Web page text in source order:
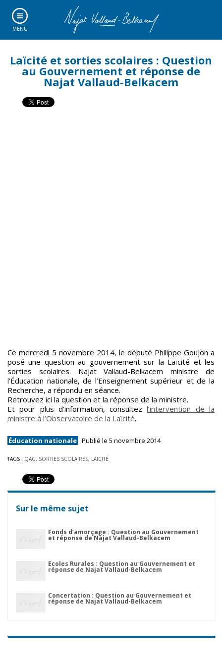
MENU
Laïcité et sorties scolaires : Question
au Gouvernement et réponse de
Najat Vallaud-Belkacem
Ce mercredi 5 novembre 2014, le député Philippe Goujon a
posé une question au gouvernement sur la Laïcité et les
sorties scolaires. Najat Vallaud-Belkacem ministre de
l’Éducation nationale, de l’Enseignement supérieur et de la
Recherche, a répondu en séance.
Retrouvez ici la question et la réponse de la ministre.
Et pour plus d’information, consultezl’intervention de la
ministre à l’Observatoire de la Laïcité.
Éducation nationale Publié le 5 novembre 2014
TAGS : QAG, SORTIES SCOLAIRES, LAÏCITÉ
Sur le même sujet
Fonds d’amorçage : Question au Gouvernement
et réponse de Najat Vallaud-Belkacem
Ecoles Rurales : Question au Gouvernement et
réponse de Najat Vallaud-Belkacem
Concertation : Question au Gouvernement et
réponse de Najat Vallaud-Belkacem